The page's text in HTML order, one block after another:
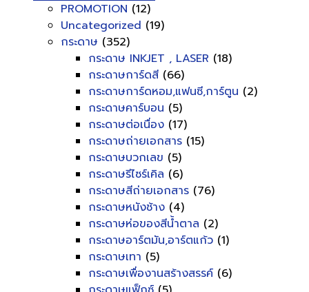
PROMOTION (12)
Uncategorized (19)
กระดาษ (352)
กระดาษ INKJET , LASER (18)
กระดาษการ์ดสี (66)
กระดาษการ์ดหอม,แฟนซี,การ์ตูน (2)
กระดาษคาร์บอน (5)
กระดาษต่อเนื่อง (17)
กระดาษถ่ายเอกสาร (15)
กระดาษบวกเลข (5)
กระดาษรีไซร์เคิล (6)
กระดาษสีถ่ายเอกสาร (76)
กระดาษหนังช้าง (4)
กระดาษห่อของสีน้ำตาล (2)
กระดาษอาร์ตมัน,อาร์ตแก้ว (1)
กระดาษเทา (5)
กระดาษเพื่องานสร้างสรรค์ (6)